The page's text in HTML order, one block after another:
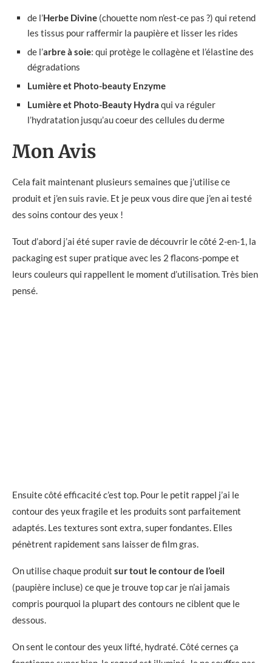
de l’Herbe Divine (chouette nom n’est-ce pas ?) qui retend
les tissus pour raffermir la paupière et lisser les rides
de l’arbre à soie: qui protège le collagène et l’élastine des
dégradations
Lumière et Photo-beauty Enzyme
Lumière et Photo-Beauty Hydra qui va réguler
l’hydratation jusqu’au coeur des cellules du derme
Mon Avis
Cela fait maintenant plusieurs semaines que j’utilise ce
produit et j’en suis ravie. Et je peux vous dire que j’en ai testé
des soins contour des yeux !
Tout d’abord j’ai été super ravie de découvrir le côté 2-en-1, la
packaging est super pratique avec les 2 flacons-pompe et
leurs couleurs qui rappellent le moment d’utilisation. Très bien
pensé.
Ensuite côté efficacité c’est top. Pour le petit rappel j’ai le
contour des yeux fragile et les produits sont parfaitement
adaptés. Les textures sont extra, super fondantes. Elles
pénètrent rapidement sans laisser de film gras.
On utilise chaque produit sur tout le contour de l’oeil
(paupière incluse) ce que je trouve top car je n’ai jamais
compris pourquoi la plupart des contours ne ciblent que le
dessous.
On sent le contour des yeux lifté, hydraté. Côté cernes ça